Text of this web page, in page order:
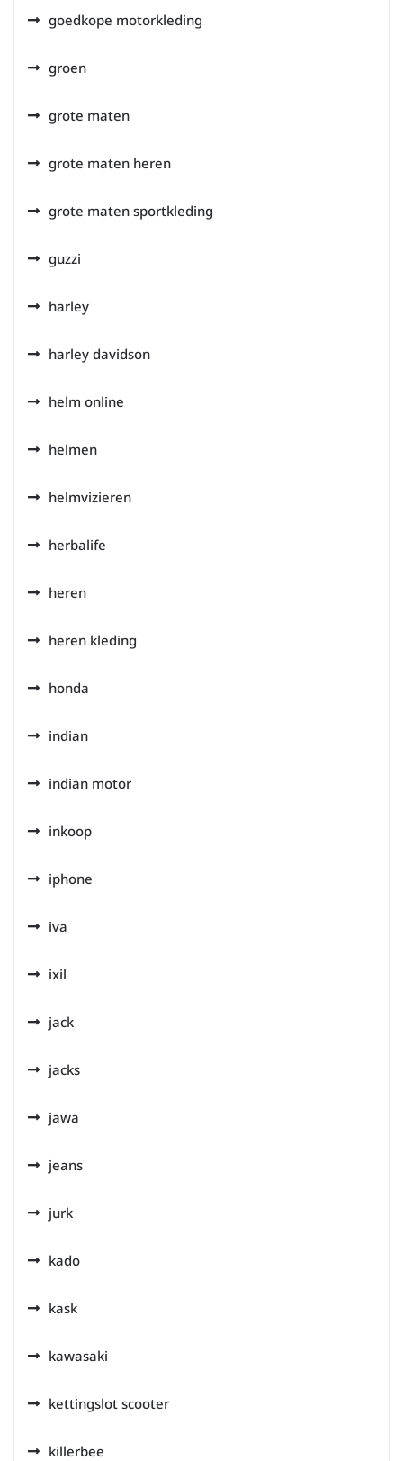
goedkope motorkleding
groen
grote maten
grote maten heren
grote maten sportkleding
guzzi
harley
harley davidson
helm online
helmen
helmvizieren
herbalife
heren
heren kleding
honda
indian
indian motor
inkoop
iphone
iva
ixil
jack
jacks
jawa
jeans
jurk
kado
kask
kawasaki
kettingslot scooter
killerbee